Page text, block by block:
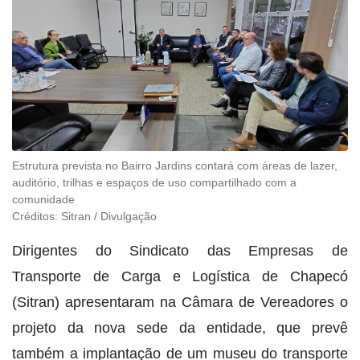
Estrutura prevista no Bairro Jardins contará com áreas de lazer,
auditório, trilhas e espaços de uso compartilhado com a
comunidade
Créditos: Sitran / Divulgação
Dirigentes do Sindicato das Empresas de
Transporte de Carga e Logística de Chapecó
(Sitran) apresentaram na Câmara de Vereadores o
projeto da nova sede da entidade, que prevê
também a implantação de um museu do transporte